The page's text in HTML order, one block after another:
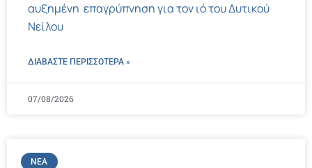
αυξημένη επαγρύπνηση για τον ιό του Δυτικού
Νείλου
ΔΙΑΒΑΣΤΕ ΠΕΡΙΣΣΌΤΕΡΑ »
07/08/2026
ΝΈΑ